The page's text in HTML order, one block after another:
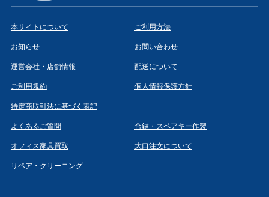
本サイトについて ご利用方法
お知らせ お問い合わせ
運営会社・店舗情報 配送について
ご利用規約 個人情報保護方針
特定商取引法に基づく表記
よくあるご質問 合鍵・スペアキー作製
オフィス家具買取 大口注文について
リペア・クリーニング